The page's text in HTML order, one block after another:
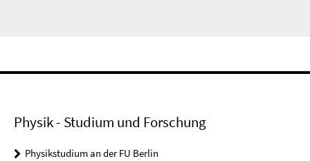
Physik - Studium und Forschung
Physikstudium an der FU Berlin